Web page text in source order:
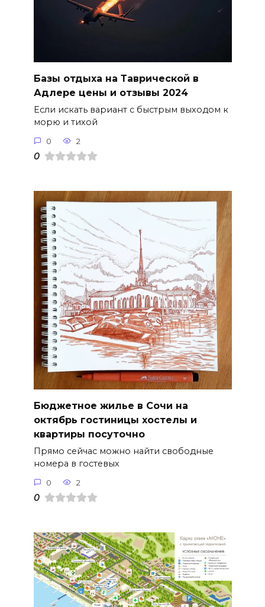
Базы отдыха на Таврической в
Адлере цены и отзывы 2024
Если искать вариант с быстрым выходом к
морю и тихой
0 2
0
Бюджетное жилье в Сочи на
октябрь гостиницы хостелы и
квартиры посуточно
Прямо сейчас можно найти свободные
номера в гостевых
0 2
0